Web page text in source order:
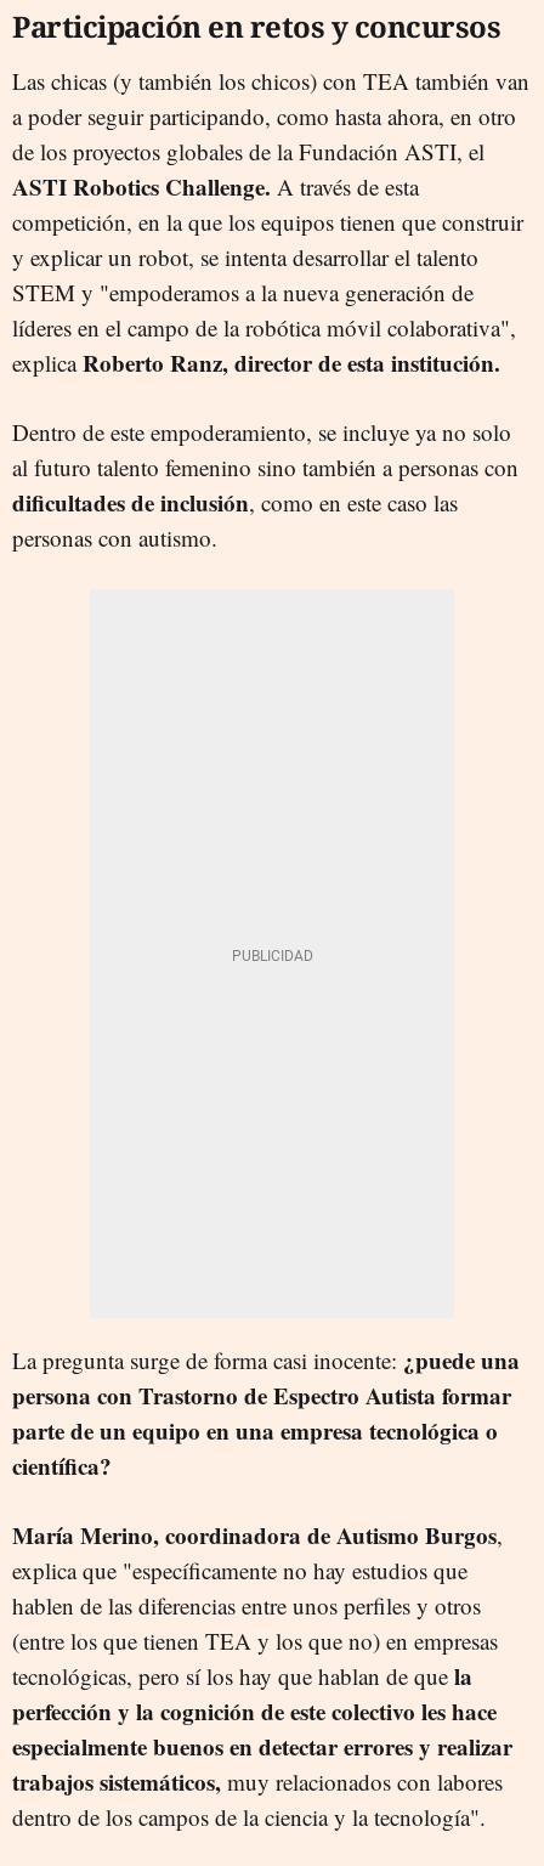
Participación en retos y concursos
Las chicas (y también los chicos) con TEA también van
a poder seguir participando, como hasta ahora, en otro
de los proyectos globales de la Fundación ASTI, el
ASTI Robotics Challenge. A través de esta
competición, en la que los equipos tienen que construir
y explicar un robot, se intenta desarrollar el talento
STEM y "empoderamos a la nueva generación de
líderes en el campo de la robótica móvil colaborativa",
explicaRoberto Ranz, director de esta institución.
Dentro de este empoderamiento, se incluye ya no solo
al futuro talento femenino sino también a personas con
dificultades de inclusión, como en este caso las
personas con autismo.
La pregunta surge de forma casi inocente: ¿puede una
persona con Trastorno de Espectro Autista formar
parte de un equipo en una empresa tecnológica o
científica?
María Merino, coordinadora de Autismo Burgos,
explica que "específicamente no hay estudios que
hablen de las diferencias entre unos perfiles y otros
(entre los que tienen TEA y los que no) en empresas
tecnológicas, pero sí los hay que hablan de que la
perfección y la cognición de este colectivo les hace
especialmente buenos en detectar errores y realizar
trabajos sistemáticos, muy relacionados con labores
dentro de los campos de la ciencia y la tecnología".